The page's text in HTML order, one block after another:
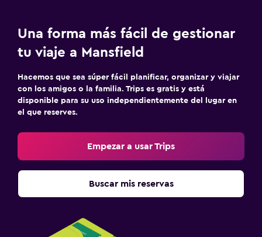
Una forma más fácil de gestionar
tu viaje a Mansfield
Hacemos que sea súper fácil planificar, organizar y viajar
con los amigos o la familia. Trips es gratis y está
disponible para su uso independientemente del lugar en
el que reserves.
Empezar a usar Trips
Buscar mis reservas